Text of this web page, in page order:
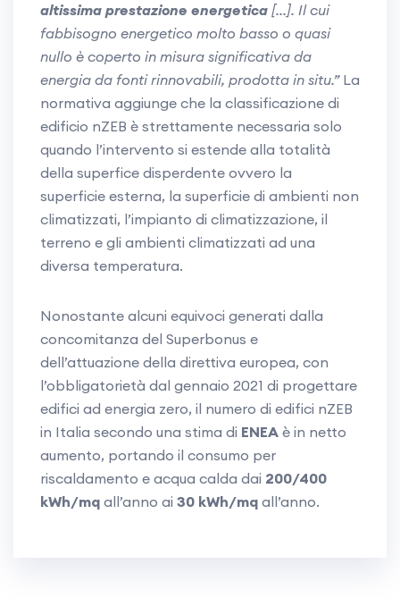
altissima prestazione energetica [...]. Il cui
fabbisogno energetico molto basso o quasi
nullo è coperto in misura significativa da
energia da fonti rinnovabili, prodotta in situ.”La
normativa aggiunge che la classificazione di
edificio nZEB è strettamente necessaria solo
quando l’intervento si estende alla totalità
della superfice disperdente ovvero la
superficie esterna, la superficie di ambienti non
climatizzati, l’impianto di climatizzazione, il
terreno e gli ambienti climatizzati ad una
diversa temperatura.
Nonostante alcuni equivoci generati dalla
concomitanza del Superbonus e
dell’attuazione della direttiva europea, con
l’obbligatorietà dal gennaio 2021 di progettare
edifici ad energia zero, il numero di edifici nZEB
in Italia secondo una stima di ENEA è in netto
aumento, portando il consumo per
riscaldamento e acqua calda dai 200/400
kWh/mq all’anno ai 30 kWh/mq all’anno.